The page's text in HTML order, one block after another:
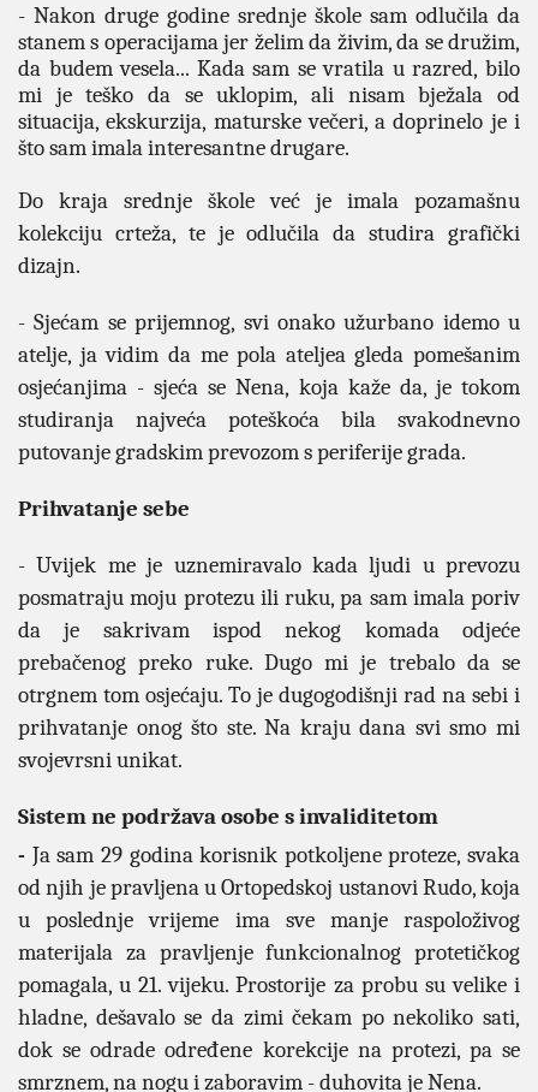
- Nakon druge godine srednje škole sam odlučila da
stanem s operacijama jer želim da živim, da se družim,
da budem vesela... Kada sam se vratila u razred, bilo
mi je teško da se uklopim, ali nisam bježala od
situacija, ekskurzija, maturske večeri, a doprinelo je i
što sam imala interesantne drugare.
Do kraja srednje škole već je imala pozamašnu
kolekciju crteža, te je odlučila da studira grafički
dizajn.
- Sjećam se prijemnog, svi onako užurbano idemo u
atelje, ja vidim da me pola ateljea gleda pomešanim
osjećanjima - sjeća se Nena, koja kaže da, je tokom
studiranja najveća poteškoća bila svakodnevno
putovanje gradskim prevozom s periferije grada.
Prihvatanje sebe
- Uvijek me je uznemiravalo kada ljudi u prevozu
posmatraju moju protezu ili ruku, pa sam imala poriv
da je sakrivam ispod nekog komada odjeće
prebačenog preko ruke. Dugo mi je trebalo da se
otrgnem tom osjećaju. To je dugogodišnji rad na sebi i
prihvatanje onog što ste. Na kraju dana svi smo mi
svojevrsni unikat.
Sistem ne podržava osobe s invaliditetom
- Ja sam 29 godina korisnik potkoljene proteze, svaka
od njih je pravljena u Ortopedskoj ustanovi Rudo, koja
u poslednje vrijeme ima sve manje raspoloživog
materijala za pravljenje funkcionalnog protetičkog
pomagala, u 21. vijeku. Prostorije za probu su velike i
hladne, dešavalo se da zimi čekam po nekoliko sati,
dok se odrade određene korekcije na protezi, pa se
smrznem, na nogu i zaboravim - duhovita je Nena.